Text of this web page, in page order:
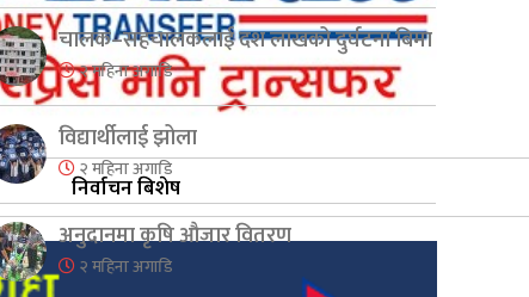
निर्वाचन बिशेष
चालक–सहचालकलाई दश लाखको दुर्घटना बिमा
२ महिना अगाडि
विद्यार्थीलाई झोला
२ महिना अगाडि
अनुदानमा कृषि औजार वितरण
२ महिना अगाडि